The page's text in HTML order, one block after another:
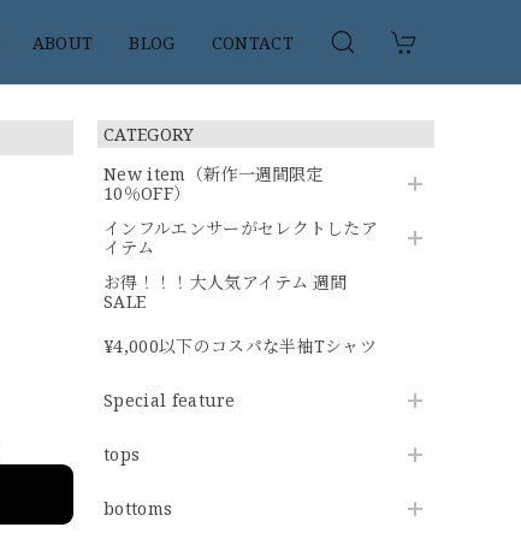
ABOUT BLOG CONTACT
CATEGORY
New item（新作一週間限定
10％OFF）
インフルエンサーがセレクトしたア
イテム
お得！！！大人気アイテム 週間
SALE
¥4,000以下のコスパな半袖Tシャツ
Special feature
tops
bottoms